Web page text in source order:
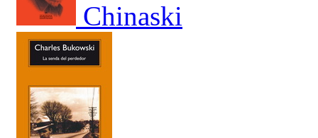
Chinaski